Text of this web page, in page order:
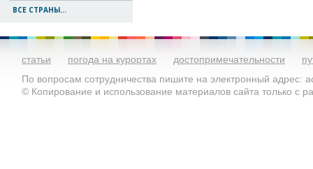
ВСЕ СТРАНЫ...
статьи погода на курортах достопримечательности
По вопросам сотрудничества пишите на электронный адрес:
© Копирование и использование материалов сайта только с